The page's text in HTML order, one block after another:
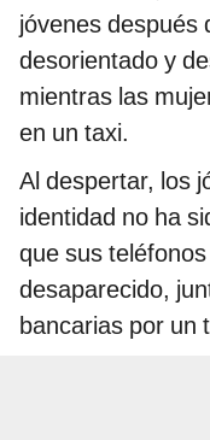
jóvenes después
desorientado y
mientras las
en un taxi.
Al despertar, los
identidad no ha
que sus teléfonos
desaparecido,
bancarias por un